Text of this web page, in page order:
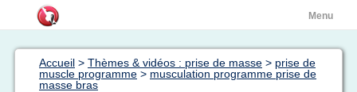
Menu
Accueil > Thèmes & vidéos : prise de masse > prise de
muscle programme > musculation programme prise de
masse bras